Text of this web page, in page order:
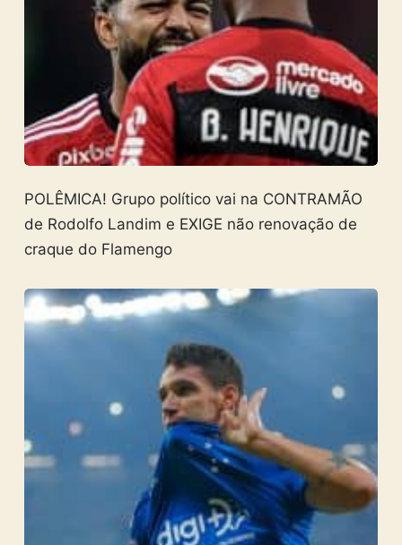
POLÊMICA! Grupo político vai na CONTRAMÃO
de Rodolfo Landim e EXIGE não renovação de
craque do Flamengo